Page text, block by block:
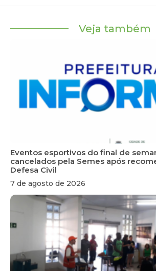
Veja também
Eventos esportivos do final de
cancelados pela Semes após
Defesa Civil
7 de agosto de 2026